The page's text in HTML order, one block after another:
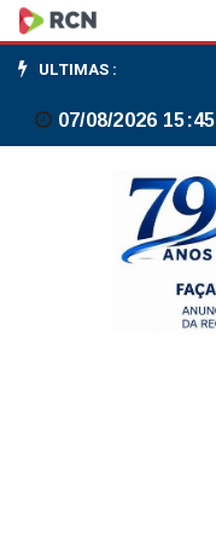
Saúde
abre
consulta
pública
inclusão
ULTIMAS :
07/08/2026 15:45